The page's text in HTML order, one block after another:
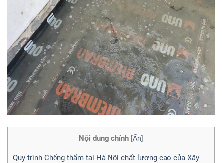
Nội dung chính [Ẩn]
Quy trình Chống thấm tại Hà Nội chất lượng cao của Xây